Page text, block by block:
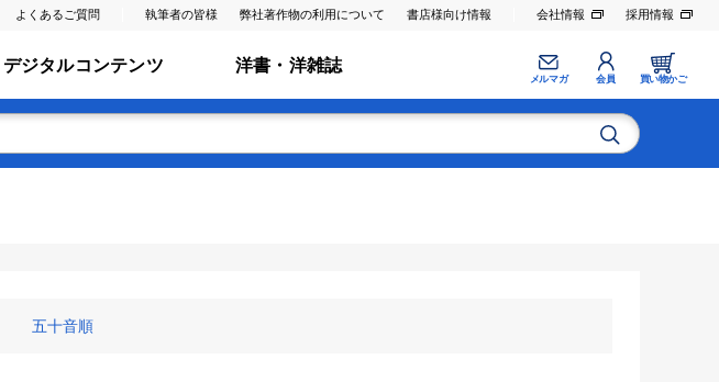
よくあるご質問 執筆者の皆様 弊社著作物の利用について 書店様向け情報 会社情報 採用情報
デジタルコンテンツ 洋書・洋雑誌
メルマガ 会員 買い物かご
五十音順